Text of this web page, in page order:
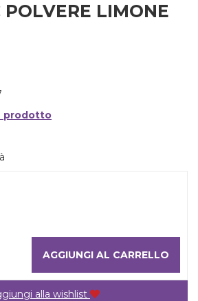
LIMONE
prodotto
AGGIUNGI AL CARRELLO
alla wishlist